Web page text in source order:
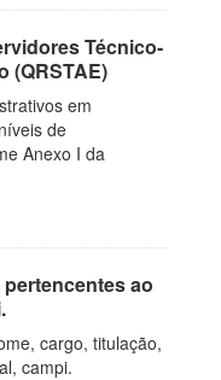
Técnico-
(QRSTAE)
em
de
Anexo I da
ao
cargo, titulação,
campi.